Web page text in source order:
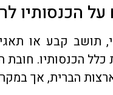
על
תושב קבע או
הכנסותיו. חובת
הברית, אך